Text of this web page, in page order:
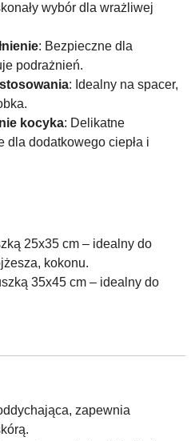
wybór dla wrażliwej
: Bezpieczne dla
podrażnień.
: Idealny na spacer,
kocyka: Delikatne
dla dodatkowego ciepła i
25x35 cm – idealny do
kokonu.
35x45 cm – idealny do
zapewnia